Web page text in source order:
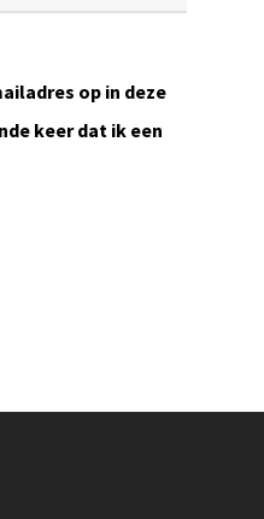
op in deze
keer dat ik een